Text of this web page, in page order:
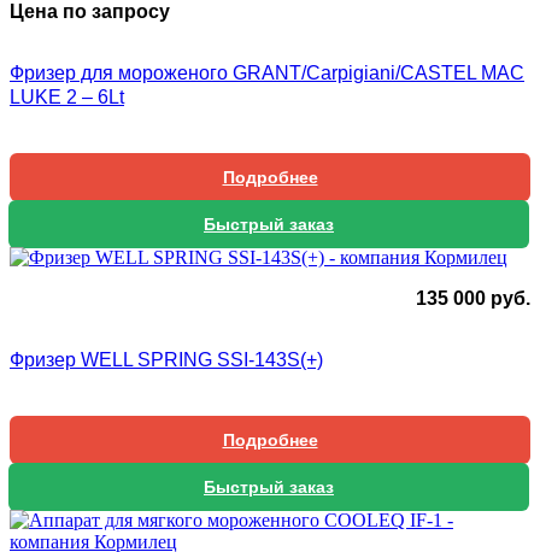
Цена по запросу
Фризер для мороженого GRANT/Carpigiani/CASTEL MAC
LUKE 2 – 6Lt
Подробнее
Быстрый заказ
135 000 руб.
Фризер WELL SPRING SSI-143S(+)
Подробнее
Быстрый заказ